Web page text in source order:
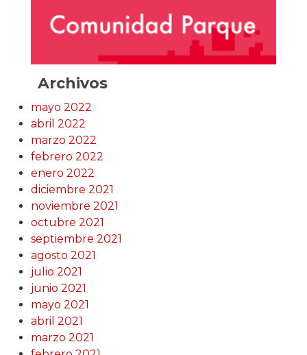
Archivos
mayo 2022
abril 2022
marzo 2022
febrero 2022
enero 2022
diciembre 2021
noviembre 2021
octubre 2021
septiembre 2021
agosto 2021
julio 2021
junio 2021
mayo 2021
abril 2021
marzo 2021